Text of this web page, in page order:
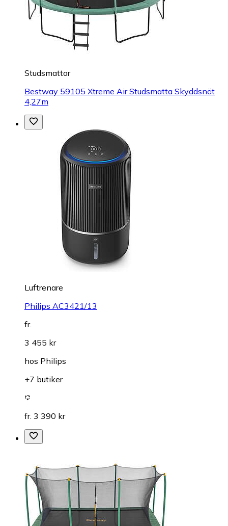
Studsmattor
Bestway 59105 Xtreme Air Studsmatta Skyddsnät
4,27m
Luftrenare
Philips AC3421/13
fr.
3 455 kr
hos Philips
+7 butiker
fr. 3 390 kr